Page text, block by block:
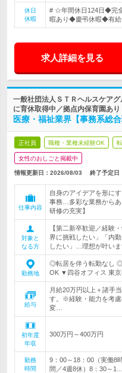
休日
休暇
# ☆年間休日124日◆完
暇あり◆慶弔休暇◆有給
求人詳細を見る
一般社団法人ＳＴＲヘルスケア
に育休取得中／拠点内保育園あり
医療・福祉業界【事務系総
正社員 職種・業種未経験OK
女性のおしごと掲載中
情報更新日：2026/08/03 終了予定日
仕事内容
自身のアイデアを形に
事務…多彩な業務からあ
研修の充実】
対象と
なる方
【第二新卒歓迎／経験
界に挑戦したい」「内
したい」…理想が叶い
勤務地
◎転居を伴う転勤なし
OK ▼四谷オフィス 東京
給与
月給20万円以上＋諸手
す。※経験・能力を考
変…
初年度
年収
300万円～400万円
勤務
時間
9：00～18：00（実働8
間／4週8休）8：30～1…